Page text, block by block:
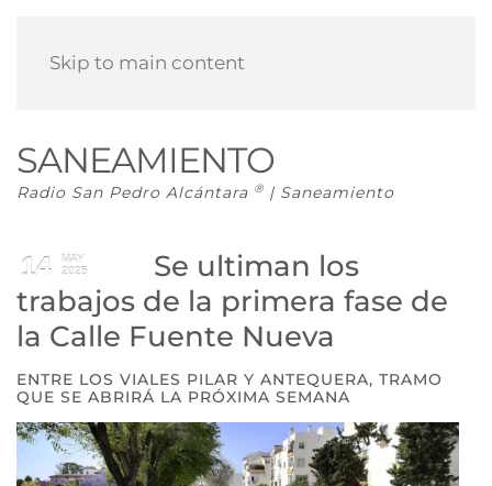
Skip to main content
SANEAMIENTO
Radio San Pedro Alcántara ® | Saneamiento
14
MAY
2025
Se ultiman los
trabajos de la primera fase de
la Calle Fuente Nueva
ENTRE LOS VIALES PILAR Y ANTEQUERA, TRAMO
QUE SE ABRIRÁ LA PRÓXIMA SEMANA